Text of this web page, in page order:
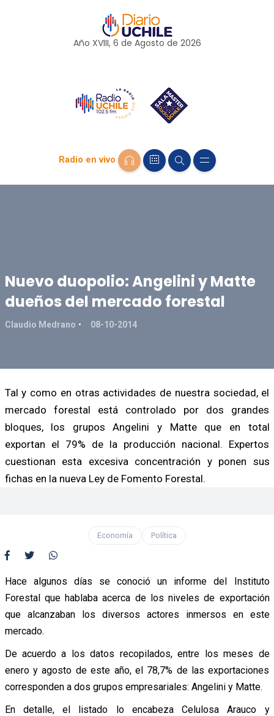
Año XVIII, 6 de Agosto de 2026
Radio en vivo
Nuevo duopolio: Angelini y Matte
dueños del mercado forestal
Claudio Medrano 08-10-2014
Tal y como en otras actividades de nuestra sociedad, el
mercado forestal está controlado por dos grandes
bloques, los grupos Angelini y Matte que en total
exportan el 79% de la producción nacional. Expertos
cuestionan esta excesiva concentración y ponen sus
fichas en la nueva Ley de Fomento Forestal.
Economía Política
Hace algunos días se conoció un informe del Instituto
Forestal que hablaba acerca de los niveles de exportación
que alcanzaban los diversos actores inmersos en este
mercado.
De acuerdo a los datos recopilados, entre los meses de
enero y agosto de este año, el 78,7% de las exportaciones
corresponden a dos grupos empresariales: Angelini y Matte.
En detalle, el listado lo encabeza Celulosa Arauco y